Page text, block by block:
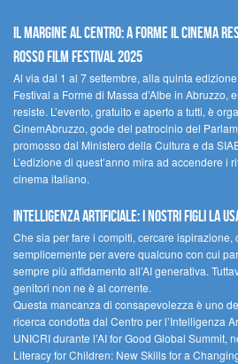
Il margine al centro: a Forme il cinema
Rosso Film Festival 2025
Al via dal 1 al 7 settembre, alla quinta
Festival a Forme di Massa d’Albe in Abruzzo,
resiste. L’evento, gratuito e aperto a tutti, è
CinemAbruzzo, gode del patrocinio del
promosso dal Ministero della Cultura e da
L’edizione di quest’anno mira ad accendere i
cinema italiano.
Intelligenza artificiale: i nostri figli la
Che sia per fare i compiti, cercare ispirazione,
semplicemente per avere qualcuno con cui
sempre più affidamento all’AI generativa.
genitori non ne è al corrente.
Questa mancanza di consapevolezza è uno
ricerca condotta dal Centro per l’Intelligenza
UNICRI durante l’AI for Good Global Summit,
Literacy for Children: New Skills for a